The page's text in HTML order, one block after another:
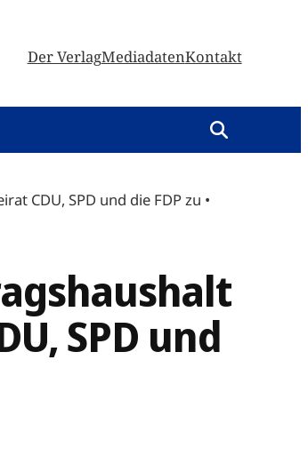
Der VerlagMediadatenKontakt
CDU, SPD und die FDP zu •
SPD und